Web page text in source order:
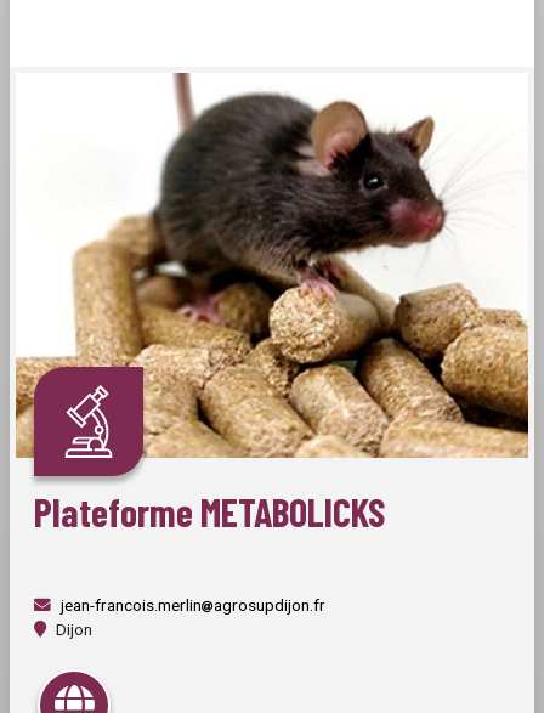
Plateforme METABOLICKS
jean-francois.merlin
agrosupdijon.fr
Dijon